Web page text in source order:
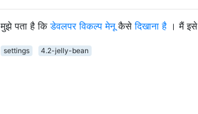
मुझे पता है किडेवलपर विकल्प मेनूकैसेदिखाना है । मैं
settings 4.2-jelly-bean